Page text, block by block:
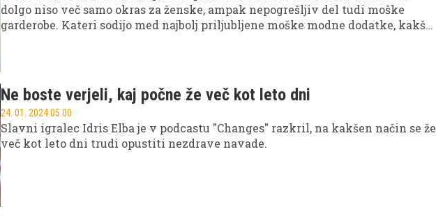
dolgo niso več samo okras za ženske, ampak nepogrešljiv del tudi moške
garderobe. Kateri sodijo med najbolj priljubljene moške modne dodatke, kakšna
Ne boste verjeli, kaj počne že več kot leto dni
24. 01. 2024 05.00
Slavni igralec Idris Elba je v podcastu "Changes" razkril, na kakšen način se že
več kot leto dni trudi opustiti nezdrave navade.